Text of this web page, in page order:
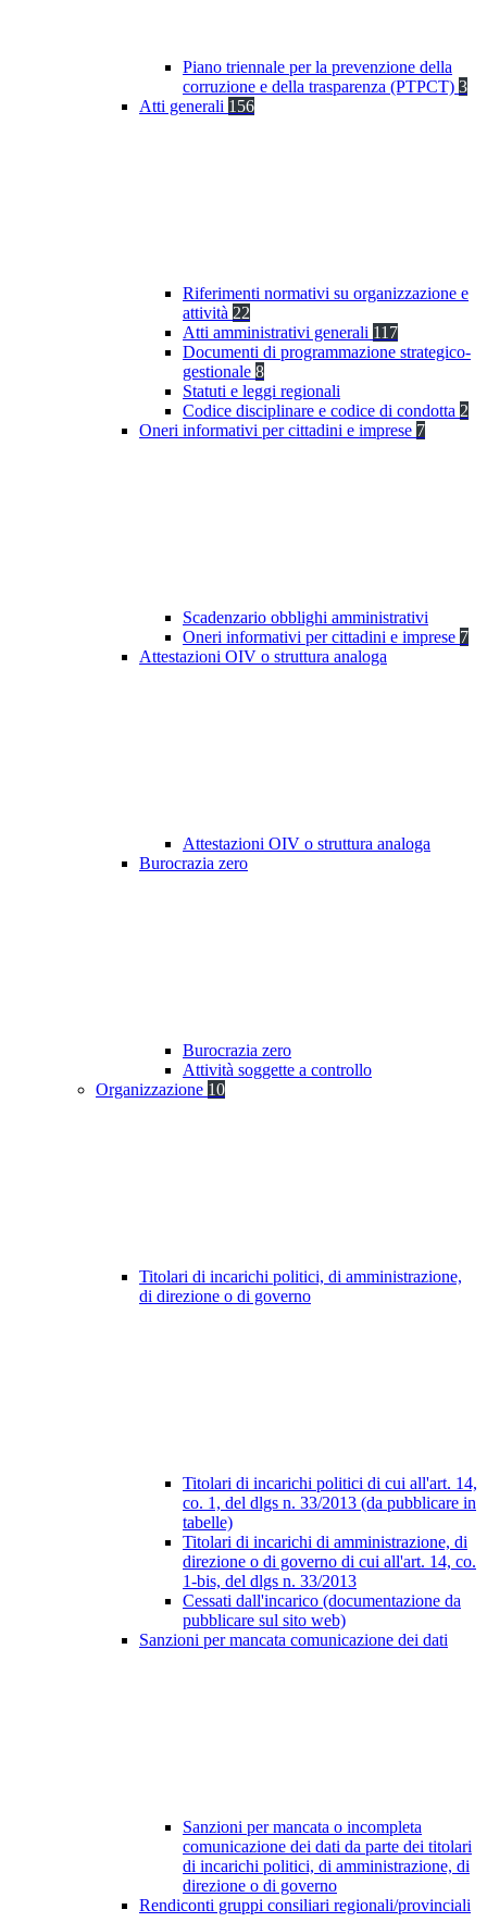
Piano triennale per la prevenzione della
corruzione e della trasparenza (PTPCT) 3
Atti generali 156
Riferimenti normativi su organizzazione e
attività 22
Atti amministrativi generali 117
Documenti di programmazione strategico-
gestionale 8
Statuti e leggi regionali
Codice disciplinare e codice di condotta 2
Oneri informativi per cittadini e imprese 7
Scadenzario obblighi amministrativi
Oneri informativi per cittadini e imprese 7
Attestazioni OIV o struttura analoga
Attestazioni OIV o struttura analoga
Burocrazia zero
Burocrazia zero
Attività soggette a controllo
Organizzazione 10
Titolari di incarichi politici, di amministrazione,
di direzione o di governo
Titolari di incarichi politici di cui all'art. 14,
co. 1, del dlgs n. 33/2013 (da pubblicare in
tabelle)
Titolari di incarichi di amministrazione, di
direzione o di governo di cui all'art. 14, co.
1-bis, del dlgs n. 33/2013
Cessati dall'incarico (documentazione da
pubblicare sul sito web)
Sanzioni per mancata comunicazione dei dati
Sanzioni per mancata o incompleta
comunicazione dei dati da parte dei titolari
di incarichi politici, di amministrazione, di
direzione o di governo
Rendiconti gruppi consiliari regionali/provinciali